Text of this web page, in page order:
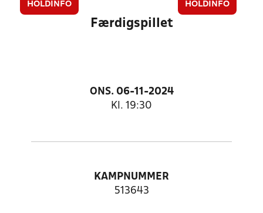
HOLDINFO HOLDINFO
Færdigspillet
ONS. 06-11-2024
Kl. 19:30
KAMPNUMMER
513643